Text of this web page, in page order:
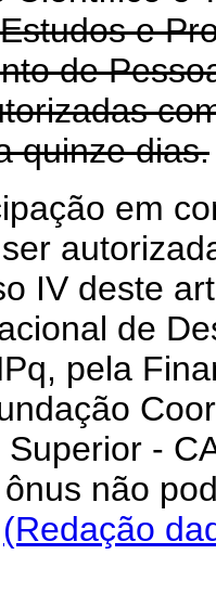
e
de
quinze dias.
em
IV deste
de
pela
-
não
(Redação